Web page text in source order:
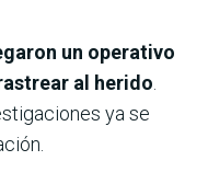
un operativo
al herido.
ya se